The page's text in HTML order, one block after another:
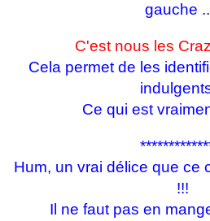
gauche
C'est nous les
Cela permet de les
Ce qui est
Hum, un vrai délice que ce
!!!
Il ne faut pas en